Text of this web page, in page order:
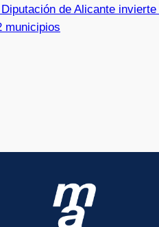
de Alicante
municipios